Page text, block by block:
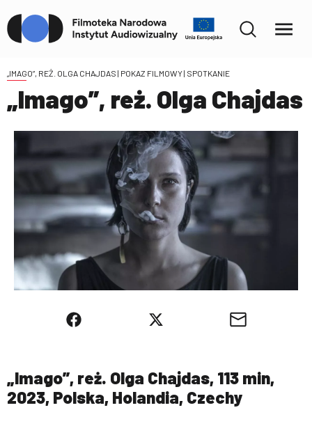
„IMAGO”, REŻ. OLGA CHAJDAS | POKAZ FILMOWY | SPOTKANIE
„Imago”, reż. Olga Chajdas
„Imago”, reż. Olga Chajdas, 113 min,
2023, Polska, Holandia, Czechy